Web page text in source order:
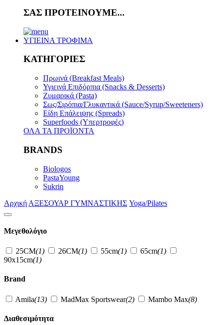
ΣΑΣ ΠΡΟΤΕΙΝΟΥΜΕ...
ΥΓΙΕΙΝΑ ΤΡΟΦΙΜΑ
ΚΑΤΗΓΟΡΙΕΣ
Πρωινά (Breakfast Meals)
Υγιεινά Επιδόρπια (Snacks & Desserts)
Ζυμαρικά (Pasta)
Σως/Σιρόπια/Γλυκαντικά (Sauce/Syrup/Sweeteners)
Είδη Επάλειψης (Spreads)
Superfoods (Υπερτροφές)
ΟΛΑ ΤΑ ΠΡΟΪΟΝΤΑ
BRANDS
Biologos
PastaYoung
Sukrin
Αρχική ΑΞΕΣΟΥΑΡ ΓΥΜΝΑΣΤΙΚΗΣ Yoga/Pilates
Μεγεθολόγιο
25CM(1) 26CM(1) 55cm(1) 65cm(1)
90x15cm(1)
Brand
Amila(13) MadMax Sportswear(2) Mambo Max(8)
Διαθεσιμότητα